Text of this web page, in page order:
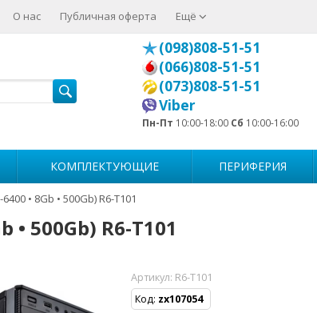
О нас Публичная оферта Ещё
(098)808-51-51
(066)808-51-51
(073)808-51-51
Viber
Пн-Пт 10:00-18:00 Сб 10:00-16:00
КОМПЛЕКТУЮЩИЕ ПЕРИФЕРИЯ
• 8Gb • 500Gb) R6-T101
• 500Gb) R6-T101
Артикул: R6-T101
Код: zx107054